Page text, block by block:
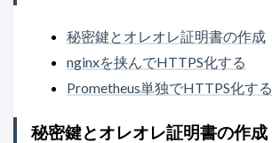
秘密鍵とオレオレ証明書の作成
nginxを挟んでHTTPS化する
Prometheus単独でHTTPS化する
秘密鍵とオレオレ証明書の作成